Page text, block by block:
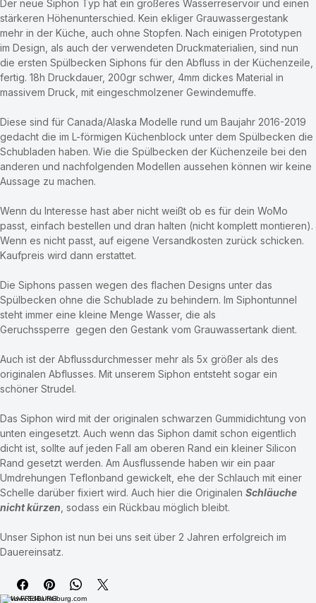
Der neue Siphon Typ hat ein größeres Wasserreservoir und einen
stärkeren Höhenunterschied. Kein ekliger Grauwassergestank
mehr in der Küche, auch ohne Stopfen. Nach einigen Prototypen
im Design, als auch der verwendeten Druckmaterialien, sind nun
die ersten Spülbecken Siphons für den Abfluss in der Küchenzeile,
fertig. 18h Druckdauer, 200gr schwer, 4mm dickes Material in
Diese sind für Canada/Alaska Modelle rund um Baujahr 2016-2019
gedacht die im L-förmigen Küchenblock unter dem Spülbecken die
Schubladen haben. Wie die Spülbecken der Küchenzeile bei den
anderen und nachfolgenden Modellen aussehen können wir keine
Wenn du Interesse hast aber nicht weißt ob es für dein WoMo
passt, einfach bestellen und dran halten (nicht komplett montieren).
Wenn es nicht passt, auf eigene Versandkosten zurück schicken.
Die Siphons passen wegen des flachen Designs unter das
Spülbecken ohne die Schublade zu behindern. Im Siphontunnel
steht immer eine kleine Menge Wasser, die als
Auch ist der Abflussdurchmesser mehr als 5x größer als des
originalen Abflusses. Mit unserem Siphon entsteht sogar ein
Das Siphon wird mit der originalen schwarzen Gummidichtung von
unten eingesetzt. Auch wenn das Siphon damit schon eigentlich
dicht ist, sollte auf jeden Fall am oberen Rand ein kleiner Silicon
Rand gesetzt werden. Am Ausflussende haben wir ein paar
Umdrehungen Teflonband gewickelt, ehe der Schlauch mit einer
Schelle darüber fixiert wird. Auch hier die Originalen
Unser Siphon ist nun bei uns seit über 2 Jahren erfolgreich im